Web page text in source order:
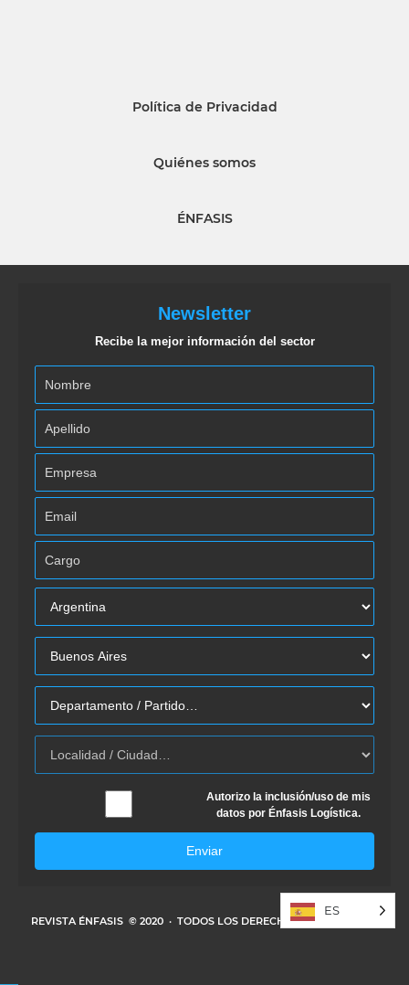
Política de Privacidad
Quiénes somos
ÉNFASIS
Newsletter
Recibe la mejor información del sector
Autorizo la inclusión/uso de mis
datos por Énfasis Logística.
Enviar
REVISTA ÉNFASIS © 2020 · TODOS LOS DERECHOS RESERVADOS
ES